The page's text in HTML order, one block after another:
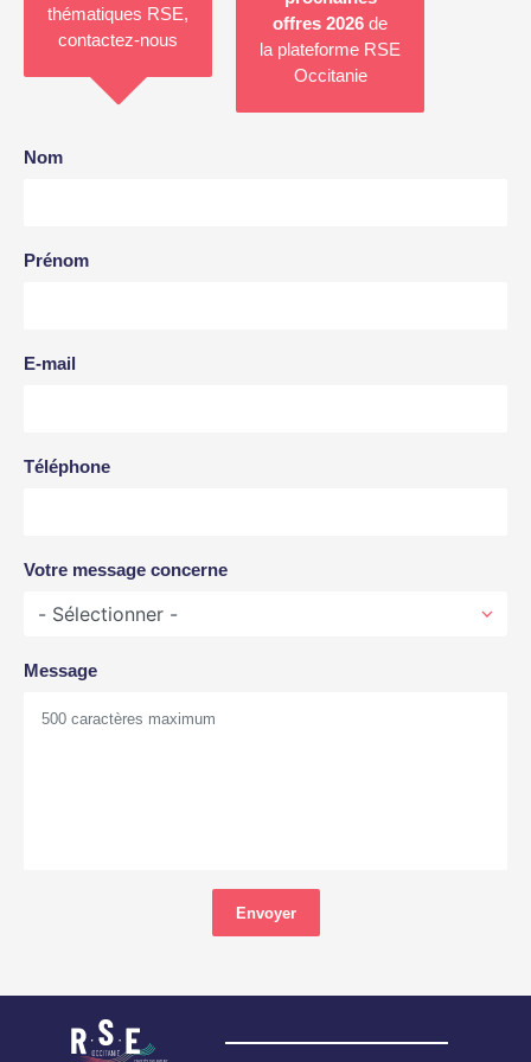
thématiques RSE,
contactez-nous
offres 2026 de
la plateforme RSE
Occitanie
Nom
Prénom
E-mail
Téléphone
Votre message concerne
Message